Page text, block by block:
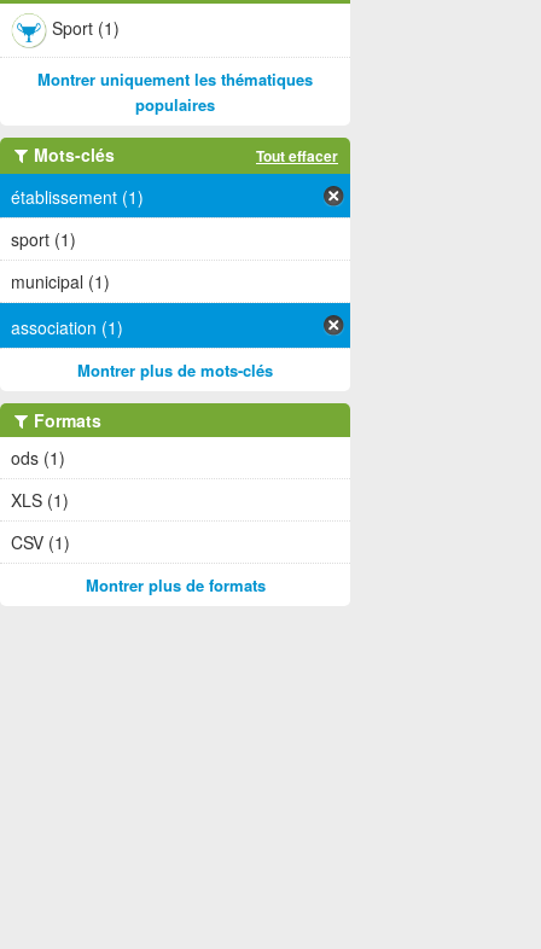
Sport (1)
Montrer uniquement les thématiques
populaires
Mots-clés Tout effacer
établissement (1)
sport (1)
municipal (1)
association (1)
Montrer plus de mots-clés
Formats
ods (1)
XLS (1)
CSV (1)
Montrer plus de formats